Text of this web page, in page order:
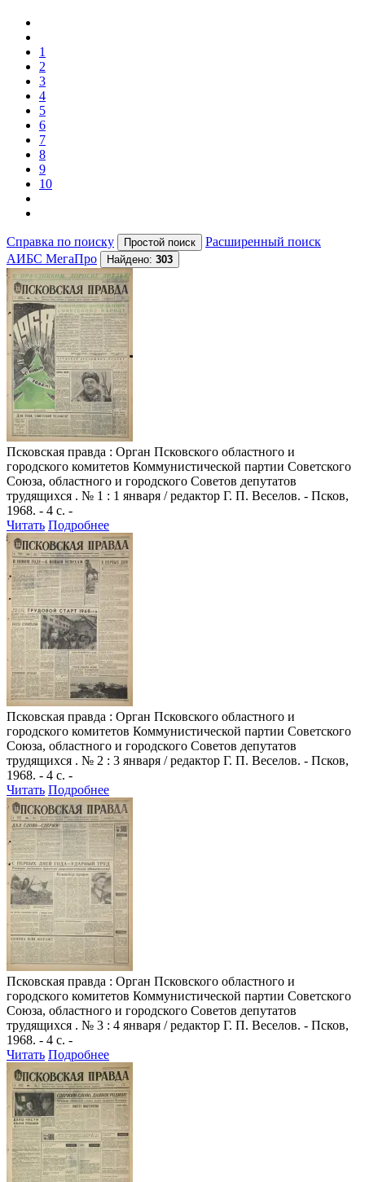
1
2
3
4
5
6
7
8
9
10
Справка по поиску
Расширенный поиск
АИБС МегаПро
Найдено: 303
Псковская правда : Орган Псковского областного и
городского комитетов Коммунистической партии Советского
Союза, областного и городского Советов депутатов
трудящихся . № 1 : 1 января / редактор Г. П. Веселов. - Псков,
1968. - 4 с. -
Читать Подробнее
Псковская правда : Орган Псковского областного и
городского комитетов Коммунистической партии Советского
Союза, областного и городского Советов депутатов
трудящихся . № 2 : 3 января / редактор Г. П. Веселов. - Псков,
1968. - 4 с. -
Читать Подробнее
Псковская правда : Орган Псковского областного и
городского комитетов Коммунистической партии Советского
Союза, областного и городского Советов депутатов
трудящихся . № 3 : 4 января / редактор Г. П. Веселов. - Псков,
1968. - 4 с. -
Читать Подробнее